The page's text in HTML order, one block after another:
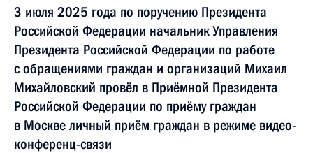
3 июля 2025 года по поручению Президента
Российской Федерации начальник Управления
Президента Российской Федерации по работе
с обращениями граждан и организаций Михаил
Михайловский провёл в Приёмной Президента
Российской Федерации по приёму граждан
в Москве личный приём граждан в режиме видео-
конференц-связи